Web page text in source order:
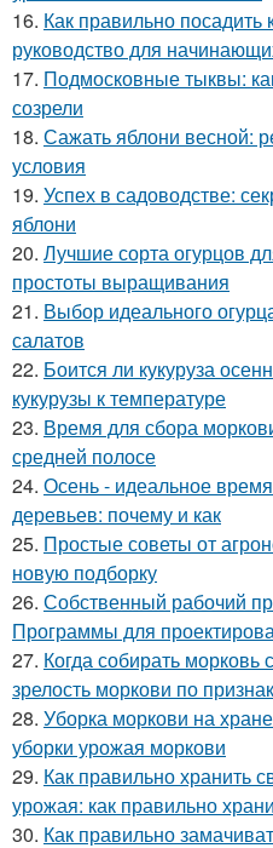
16. Как правильно
руководство для
17. Подмосковные тыквы:
созрели
18. Сажать яблони весной:
условия
19. Успех в садоводстве:
яблони
20. Лучшие сорта огурцов
простоты выращивания
21. Выбор идеального
салатов
22. Боится ли кукуруза
кукурузы к температуре
23. Время для сбора
средней полосе
24. Осень - идеальное
деревьев: почему и как
25. Простые советы от
новую подборку
26. Собственный рабочий
Программы для
27. Когда собирать морковь
зрелость моркови по
28. Уборка моркови на
уборки урожая моркови
29. Как правильно хранить
урожая: как правильно
30. Как правильно